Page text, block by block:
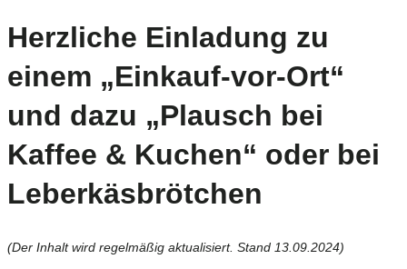
Herzliche Einladung zu
einem „Einkauf-vor-Ort“
und dazu „Plausch bei
Kaffee & Kuchen“ oder bei
Leberkäsbrötchen
(Der Inhalt wird regelmäßig aktualisiert. Stand 13.09.2024)